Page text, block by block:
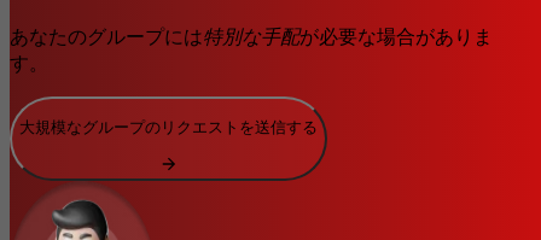
あなたのグループには特別な手配が必要な場合がありま
す。
大規模なグループのリクエストを送信する